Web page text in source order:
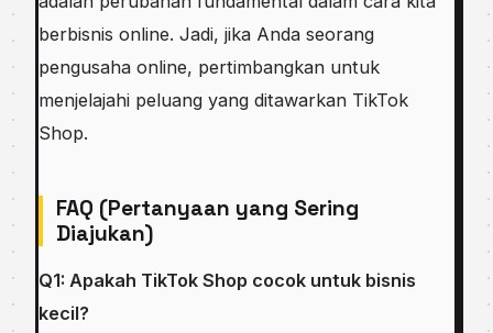
berbisnis online. Jadi, jika Anda seorang
pengusaha online, pertimbangkan untuk
menjelajahi peluang yang ditawarkan TikTok
Shop.
FAQ (Pertanyaan yang Sering
Diajukan)
Q1: Apakah TikTok Shop cocok untuk bisnis
kecil?